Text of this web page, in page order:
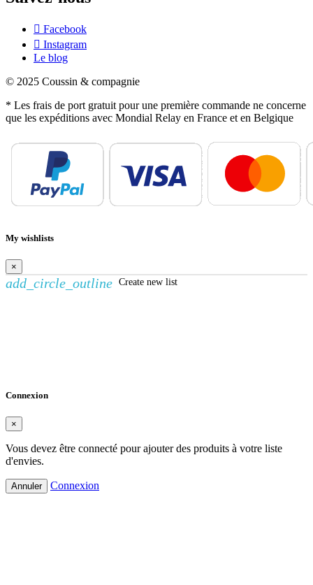
Facebook
Instagram
Le blog
© 2025 Coussin & compagnie
* Les frais de port gratuit pour une première commande ne concerne
que les expéditions avec Mondial Relay en France et en Belgique
My wishlists
×
add_circle_outline Create new list
Connexion
×
Vous devez être connecté pour ajouter des produits à votre liste
d'envies.
Annuler Connexion